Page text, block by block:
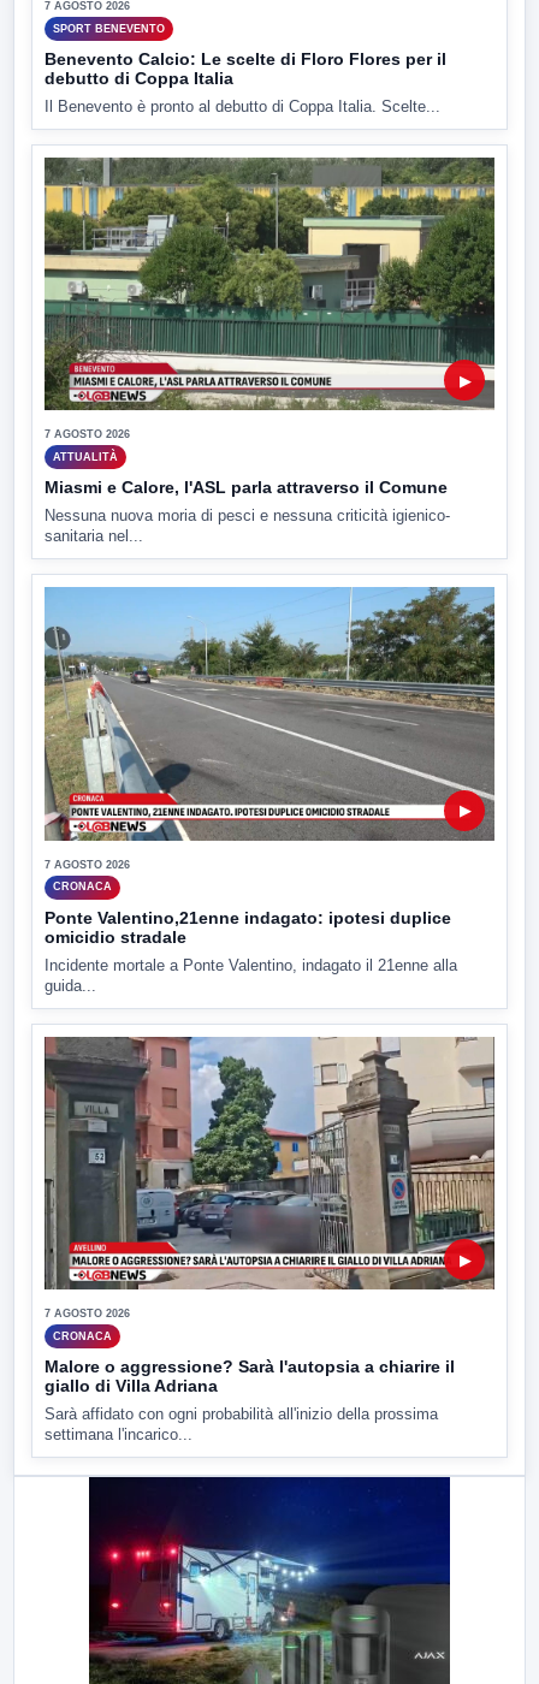
7 AGOSTO 2026
SPORT BENEVENTO
Benevento Calcio: Le scelte di Floro Flores per il
debutto di Coppa Italia
Il Benevento è pronto al debutto di Coppa Italia. Scelte...
▶
7 AGOSTO 2026
ATTUALITÀ
Miasmi e Calore, l'ASL parla attraverso il Comune
Nessuna nuova moria di pesci e nessuna criticità igienico-
sanitaria nel...
▶
7 AGOSTO 2026
CRONACA
Ponte Valentino,21enne indagato: ipotesi duplice
omicidio stradale
Incidente mortale a Ponte Valentino, indagato il 21enne alla
guida...
▶
7 AGOSTO 2026
CRONACA
Malore o aggressione? Sarà l'autopsia a chiarire il
giallo di Villa Adriana
Sarà affidato con ogni probabilità all'inizio della prossima
settimana l'incarico...